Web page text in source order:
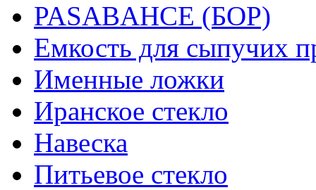
PASABAHCE (БОР)
Емкость для сыпучих
Именные ложки
Иранское стекло
Навеска
Питьевое стекло